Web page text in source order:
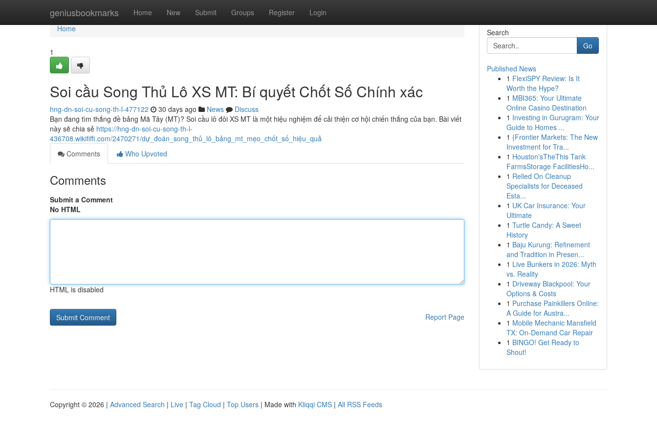
geniusbookmarks Home New Submit Groups Register Login
Home
Home
1
Soi cầu Song Thủ Lô XS MT: Bí quyết Chốt Số Chính xác
hng-dn-soi-cu-song-th-l-477122 30 days ago News
Discuss
Bạn đang tìm thắng đề bảng Mã Tây (MT)? Soi cầu lô đôi XS MT là một hiệu nghiệm để cải thiện cơ hội chiến thắng của bạn. Bài viết
này sẽ chia sẻ https://hng-dn-soi-cu-song-th-l-
436708.wikififfi.com/2470271/dự_đoán_song_thủ_lô_bảng_mt_mẹo_chốt_số_hiệu_quả
Comments
Who Upvoted
Comments
Submit a Comment
No HTML
HTML is disabled
Report Page
Search
Go
Published News
1 FlexiSPY Review: Is It
Worth the Hype?
1 MBI365: Your Ultimate
Online Casino Destination
1 Investing in Gurugram: Your
Guide to Homes ...
1 {Frontier Markets: The New
Investment for Tra...
1 Houston'sTheThis Tank
FarmsStorage FacilitiesHo...
1 Relied On Cleanup
Specialists for Deceased
Esta...
1 UK Car Insurance: Your
Ultimate
1 Turtle Candy: A Sweet
History
1 Baju Kurung: Refinement
and Tradition in Presen...
1 Live Bunkers in 2026: Myth
vs. Reality
1 Driveway Blackpool: Your
Options & Costs
1 Purchase Painkillers Online:
A Guide for Austra...
1 Mobile Mechanic Mansfield
TX: On-Demand Car Repair
1 BINGO! Get Ready to
Shout!
Copyright © 2026 | Advanced Search | Live | Tag Cloud | Top Users | Made with Kliqqi CMS | All RSS Feeds